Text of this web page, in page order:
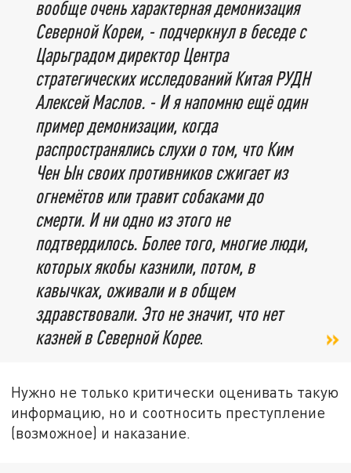
вообще очень характерная демонизация
Северной Кореи, - подчеркнул в беседе с
Царьградом директор Центра
стратегических исследований Китая РУДН
Алексей Маслов. - И я напомню ещё один
пример демонизации, когда
распространялись слухи о том, что Ким
Чен Ын своих противников сжигает из
огнемётов или травит собаками до
смерти. И ни одно из этого не
подтвердилось. Более того, многие люди,
которых якобы казнили, потом, в
кавычках, оживали и в общем
здравствовали. Это не значит, что нет
казней в Северной Корее.
Нужно не только критически оценивать такую
информацию, но и соотносить преступление
(возможное) и наказание.